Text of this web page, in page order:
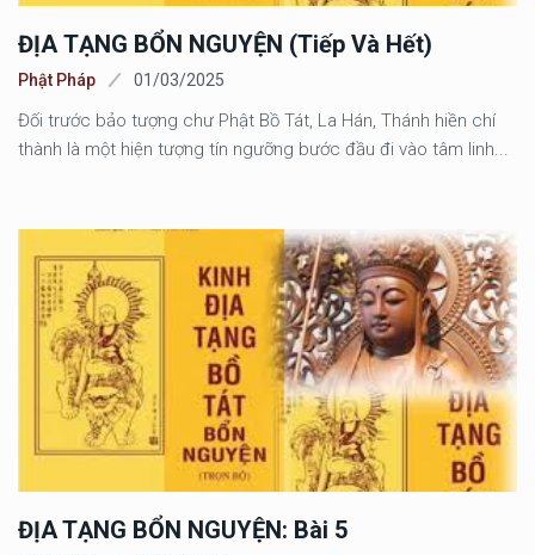
ĐỊA TẠNG BỔN NGUYỆN (tiếp Và Hết)
Phật Pháp 01/03/2025
Đối trước bảo tượng chư Phật Bồ Tát, La Hán, Thánh hiền chí
thành là một hiện tượng tín ngưỡng bước đầu đi vào tâm linh...
ĐỊA TẠNG BỔN NGUYỆN: Bài 5